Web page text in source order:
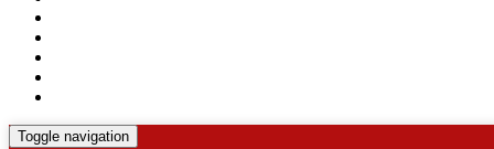
Toggle navigation